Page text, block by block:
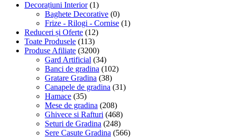
Decorațiuni Interior (1)
Baghete Decorative (0)
Frize - Rilogi - Cornise (1)
Reduceri și Oferte (12)
Toate Produsele (113)
Produse Afiliate (3200)
Gard Artificial (34)
Banci de gradina (102)
Gratare Gradina (38)
Canapele de gradina (31)
Hamace (35)
Mese de gradina (208)
Ghivece si Rafturi (468)
Seturi de Gradina (248)
Sere Casute Gradina (566)